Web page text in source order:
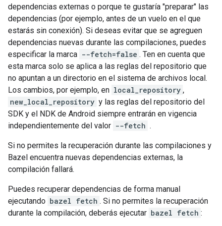
dependencias externas o porque te gustaría "preparar" las
dependencias (por ejemplo, antes de un vuelo en el que
estarás sin conexión). Si deseas evitar que se agreguen
dependencias nuevas durante las compilaciones, puedes
especificar la marca --fetch=false . Ten en cuenta que
esta marca solo se aplica a las reglas del repositorio que
no apuntan a un directorio en el sistema de archivos local.
Los cambios, por ejemplo, en local_repository ,
new_local_repository y las reglas del repositorio del
SDK y el NDK de Android siempre entrarán en vigencia
independientemente del valor --fetch .
Si no permites la recuperación durante las compilaciones y
Bazel encuentra nuevas dependencias externas, la
compilación fallará.
Puedes recuperar dependencias de forma manual
ejecutando bazel fetch . Si no permites la recuperación
durante la compilación, deberás ejecutar bazel fetch :